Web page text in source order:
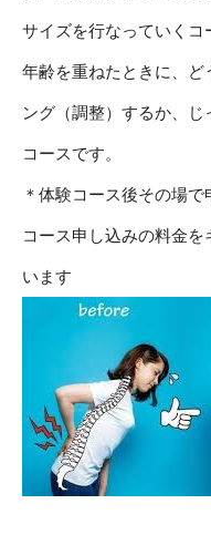
サイズを行なっていくコ
年齢を重ねたときに、
ング（調整）するか、じ
コースです。
＊体験コース後その場
コース申し込みの料金
います